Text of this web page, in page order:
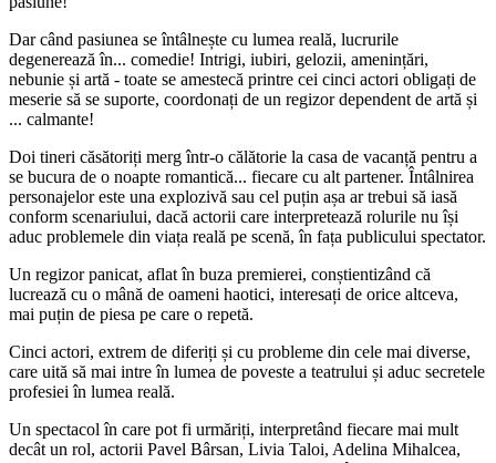
Dar când pasiunea se întâlnește cu lumea reală, lucrurile
degenerează în... comedie! Intrigi, iubiri, gelozii, amenințări,
nebunie și artă - toate se amestecă printre cei cinci actori obligați de
meserie să se suporte, coordonați de un regizor dependent de artă și
... calmante!
Doi tineri căsătoriți merg într-o călătorie la casa de vacanță pentru a
se bucura de o noapte romantică... fiecare cu alt partener. Întâlnirea
personajelor este una explozivă sau cel puțin așa ar trebui să iasă
conform scenariului, dacă actorii care interpretează rolurile nu își
aduc problemele din viața reală pe scenă, în fața publicului spectator.
Un regizor panicat, aflat în buza premierei, conștientizând că
lucrează cu o mână de oameni haotici, interesați de orice altceva,
mai puțin de piesa pe care o repetă.
Cinci actori, extrem de diferiți și cu probleme din cele mai diverse,
care uită să mai intre în lumea de poveste a teatrului și aduc secretele
profesiei în lumea reală.
Un spectacol în care pot fi urmăriți, interpretând fiecare mai mult
decât un rol, actorii Pavel Bârsan, Livia Taloi, Adelina Mihalcea,